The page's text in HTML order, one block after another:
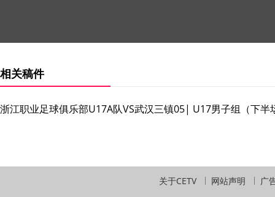
相关稿件
浙江职业足球俱乐部U17A队VS武汉三镇05| U17男子组（下半
关于CETV 网站声明 广